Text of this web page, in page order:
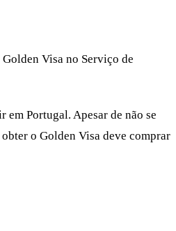
Visa no Serviço de
Portugal. Apesar de não se
o Golden Visa deve comprar